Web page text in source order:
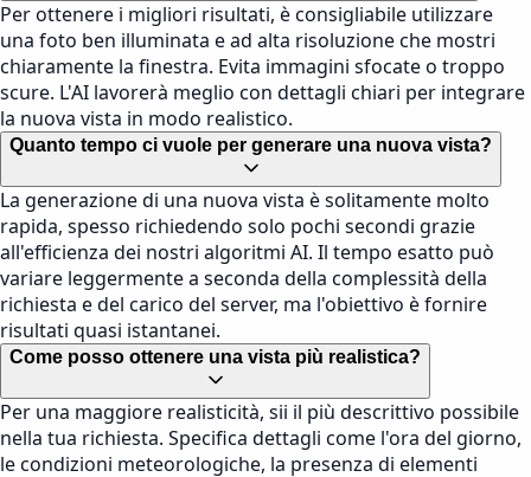
Per ottenere i migliori risultati, è consigliabile utilizzare
una foto ben illuminata e ad alta risoluzione che mostri
chiaramente la finestra. Evita immagini sfocate o troppo
scure. L'AI lavorerà meglio con dettagli chiari per integrare
la nuova vista in modo realistico.
Quanto tempo ci vuole per generare una nuova vista?
La generazione di una nuova vista è solitamente molto
rapida, spesso richiedendo solo pochi secondi grazie
all'efficienza dei nostri algoritmi AI. Il tempo esatto può
variare leggermente a seconda della complessità della
richiesta e del carico del server, ma l'obiettivo è fornire
risultati quasi istantanei.
Come posso ottenere una vista più realistica?
Per una maggiore realisticità, sii il più descrittivo possibile
nella tua richiesta. Specifica dettagli come l'ora del giorno,
le condizioni meteorologiche, la presenza di elementi